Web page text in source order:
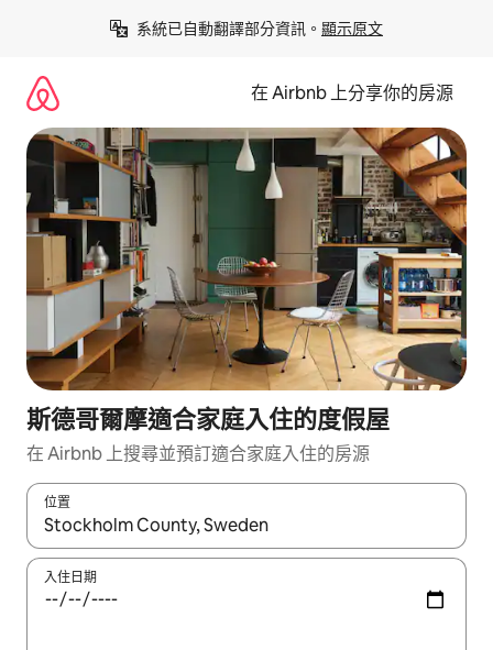
系統已自動翻譯部分資訊。 顯示原文
在 Airbnb 上分享你的房源
斯德哥爾摩適合家庭入住的度假屋
在 Airbnb 上搜尋並預訂適合家庭入住的房源
位置
如有搜尋結果，瀏覽內容時請使用上下箭頭，或輕點、滑動裝置。
入住日期